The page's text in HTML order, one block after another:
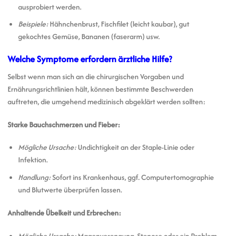
ausprobiert werden.
Beispiele:Hähnchenbrust, Fischfilet (leicht kaubar), gut
gekochtes Gemüse, Bananen (faserarm) usw.
Welche Symptome erfordern ärztliche Hilfe?
Selbst wenn man sich an die chirurgischen Vorgaben und
Ernährungsrichtlinien hält, können bestimmte Beschwerden
auftreten, die umgehend medizinisch abgeklärt werden sollten:
Starke Bauchschmerzen und Fieber:
Mögliche Ursache:Undichtigkeit an der Staple-Linie oder
Infektion.
Handlung:Sofort ins Krankenhaus, ggf. Computertomographie
und Blutwerte überprüfen lassen.
Anhaltende Übelkeit und Erbrechen: